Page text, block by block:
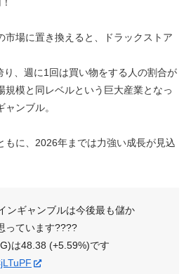
市場に置き換えると、ドラックストア
、週に1回は買い物をする人の割合が
規模と同レベルという巨大産業となっ
ンブル。
もに、2026年までは力強い成長が見込
ンギャンブルは今後最も儲か
っています????
は48.38 (+5.59%)です